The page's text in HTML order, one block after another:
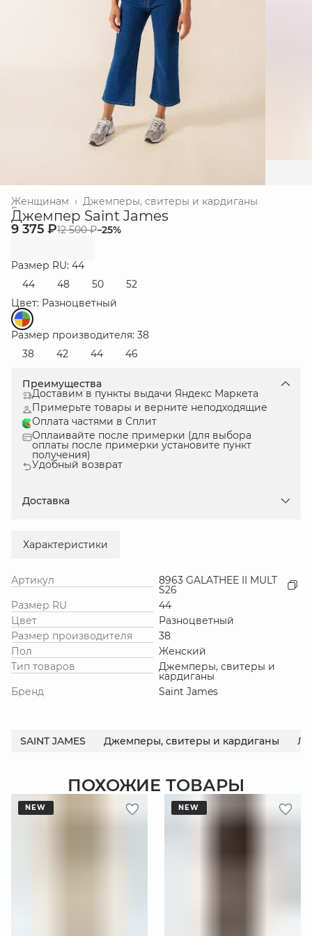
Джемперы, свитеры и кардиганы
Женщинам ›
Главная ›
Джемпер Saint James
9 375 ₽12 500 ₽−25%
Размер RU: 44
44
48 50
52
Цвет: Разноцветный
Размер производителя: 38
38
42 44 46
Преимущества
Доставим в пункты выдачи Яндекс Маркета
Примерьте товары и верните неподходящие
Оплата частями в Сплит
Оплаивайте после примерки (для выбора
оплаты после примерки установите пункт
получения)
Удобный возврат
Доставка
Характеристики
Артикул 8963 GALATHEE II MULT
S26
Размер RU
44
Цвет
Разноцветный
Размер производителя
38
Пол
Женский
Тип товаров
Джемперы, свитеры и
кардиганы
Бренд
Saint James
SAINT JAMES Джемперы, свитеры и кардиганы
ПОХОЖИЕ ТОВАРЫ
NEW NEW